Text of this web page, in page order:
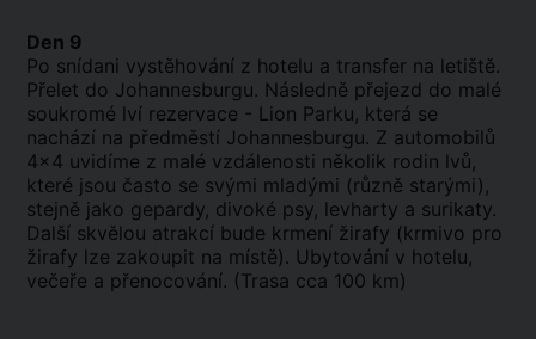
Den 9
Po snídani vystěhování z hotelu a transfer na letiště.
Přelet do Johannesburgu. Následně přejezd do malé
soukromé lví rezervace - Lion Parku, která se
nachází na předměstí Johannesburgu. Z automobilů
4x4 uvidíme z malé vzdálenosti několik rodin lvů,
které jsou často se svými mladými (různě starými),
stejně jako gepardy, divoké psy, levharty a surikaty.
Další skvělou atrakcí bude krmení žirafy (krmivo pro
žirafy lze zakoupit na místě). Ubytování v hotelu,
večeře a přenocování. (Trasa cca 100 km)